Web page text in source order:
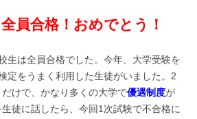
員合格！おめでとう！
生は全員合格でした。今年、大学受験を
定をうまく利用した生徒がいました。2
けで、かなり多くの大学で優遇制度が
徒に話したら、今回1次試験で不合格に